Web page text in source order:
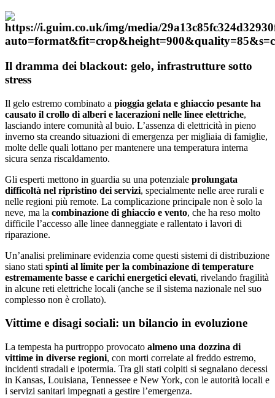
Il dramma dei blackout: gelo, infrastrutture sotto
stress
Il gelo estremo combinato a pioggia gelata e ghiaccio pesante ha
causato il crollo di alberi e lacerazioni nelle linee elettriche,
lasciando intere comunità al buio. L’assenza di elettricità in pieno
inverno sta creando situazioni di emergenza per migliaia di famiglie,
molte delle quali lottano per mantenere una temperatura interna
sicura senza riscaldamento.
Gli esperti mettono in guardia su una potenziale prolungata
difficoltà nel ripristino dei servizi, specialmente nelle aree rurali e
nelle regioni più remote. La complicazione principale non è solo la
neve, ma la combinazione di ghiaccio e vento, che ha reso molto
difficile l’accesso alle linee danneggiate e rallentato i lavori di
riparazione.
Un’analisi preliminare evidenzia come questi sistemi di distribuzione
siano stati spinti al limite per la combinazione di temperature
estremamente basse e carichi energetici elevati, rivelando fragilità
in alcune reti elettriche locali (anche se il sistema nazionale nel suo
complesso non è crollato).
Vittime e disagi sociali: un bilancio in evoluzione
La tempesta ha purtroppo provocato almeno una dozzina di
vittime in diverse regioni, con morti correlate al freddo estremo,
incidenti stradali e ipotermia. Tra gli stati colpiti si segnalano decessi
in Kansas, Louisiana, Tennessee e New York, con le autorità locali e
i servizi sanitari impegnati a gestire l’emergenza.